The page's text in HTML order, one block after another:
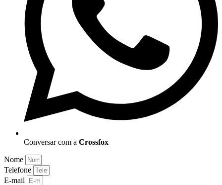
Conversar com a Crossfox
Nome
Telefone
E-mail